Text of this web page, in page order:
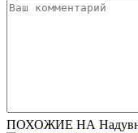
ПОХОЖИЕ НА